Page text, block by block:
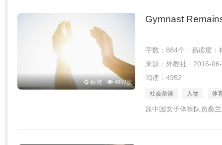
标准 4952次
Gymnast
字数：884个 · 易读度：
来源：外教社 · 2016-
阅读：4952
社会杂谈 人物 体
原中国女子体操队员桑